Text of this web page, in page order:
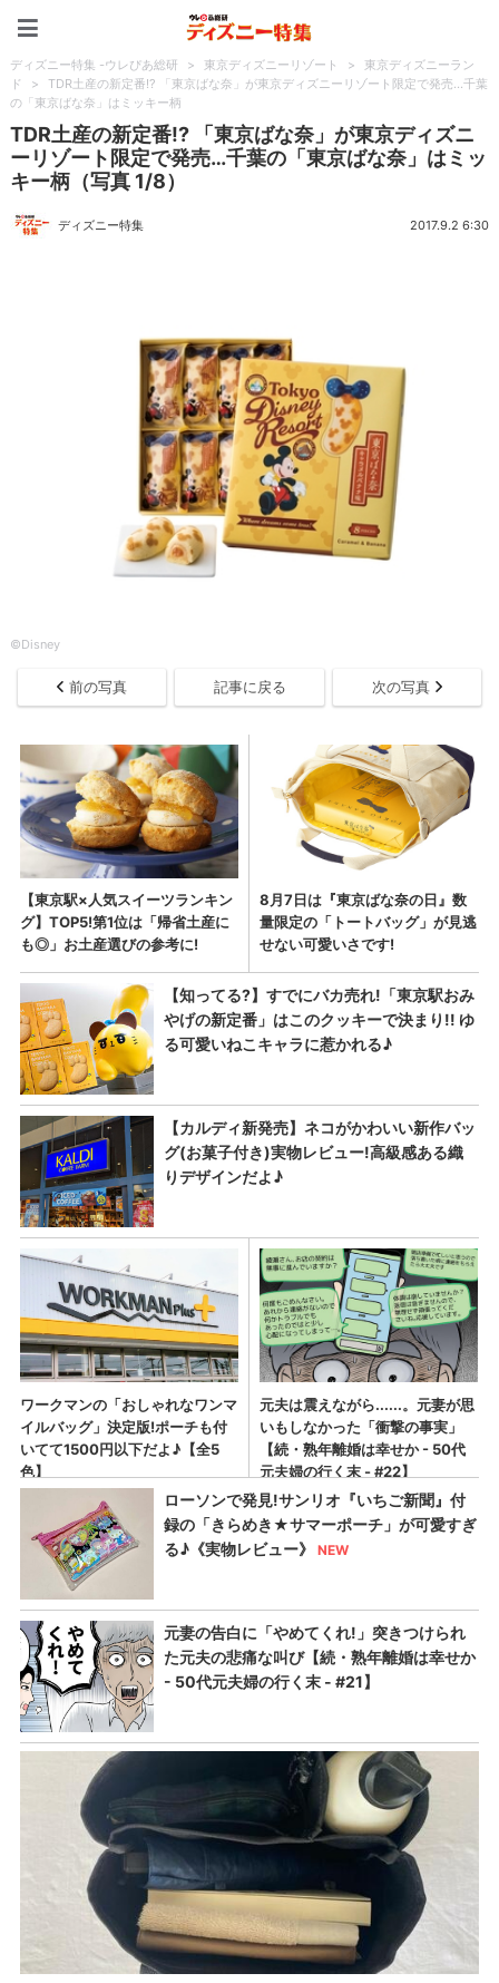
ディズニー特集 -ウレぴあ総研 > 東京ディズニーリゾート >
東京ディズニーラン
ド
>
TDR土産の新定番!? 「東京ばな奈」が東京ディズニーリゾート限定で発売…千葉
の「東京ばな奈」はミッキー柄
TDR土産の新定番!? 「東京ばな奈」が東京ディズニ
ーリゾート限定で発売…千葉の「東京ばな奈」はミッ
キー柄（写真 1/8）
ディズニー特集 2017.9.2 6:30
©︎Disney
前の写真 記事に戻る 次の写真